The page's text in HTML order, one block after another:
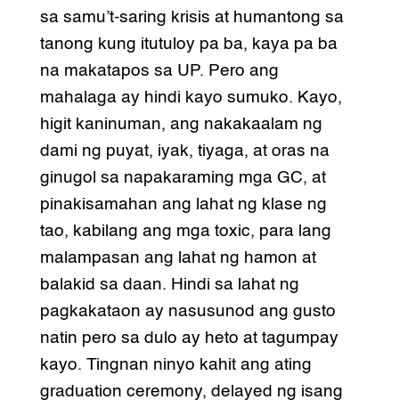
sa samu’t-saring krisis at humantong sa
tanong kung itutuloy pa ba, kaya pa ba
na makatapos sa UP. Pero ang
mahalaga ay hindi kayo sumuko. Kayo,
higit kaninuman, ang nakakaalam ng
dami ng puyat, iyak, tiyaga, at oras na
ginugol sa napakaraming mga GC, at
pinakisamahan ang lahat ng klase ng
tao, kabilang ang mga toxic, para lang
malampasan ang lahat ng hamon at
balakid sa daan. Hindi sa lahat ng
pagkakataon ay nasusunod ang gusto
natin pero sa dulo ay heto at tagumpay
kayo. Tingnan ninyo kahit ang ating
graduation ceremony, delayed ng isang